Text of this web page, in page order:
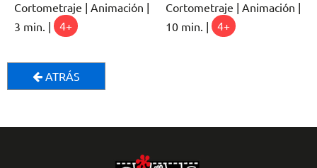
Cortometraje | Animación |
3 min. |
4+
Cortometraje | Animación |
10 min. |
4+
ATRÁS